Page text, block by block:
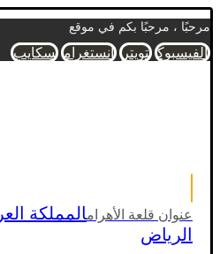
مرحبًا ، مرحبًا بكم في موقع
الفيسبوك تويتر انستغرام سكايب
عنوان قلعة الأهرامالمملكة
الرياض